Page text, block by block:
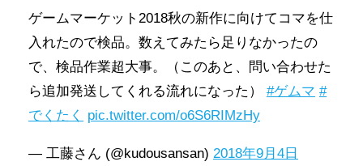
ゲームマーケット2018秋の新作に向けてコマを仕
入れたので検品。数えてみたら足りなかったの
で、検品作業超大事。（このあと、問い合わせた
ら追加発送してくれる流れになった） #ゲムマ #
でくたく
pic.twitter.com/o6S6RIMzHy
— 工藤さん (@kudousansan) 2018年9月4日